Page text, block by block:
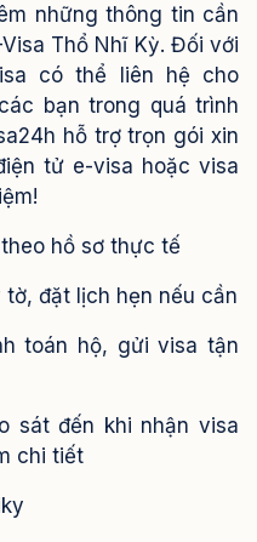
những thông tin cần
Thổ Nhĩ Kỳ. Đối với
có thể liên hệ cho
bạn trong quá trình
hỗ trợ trọn gói xin
tử e-visa hoặc visa
hồ sơ thực tế
đặt lịch hẹn nếu cần
toán hộ, gửi visa tận
sát đến khi nhận visa
chi tiết